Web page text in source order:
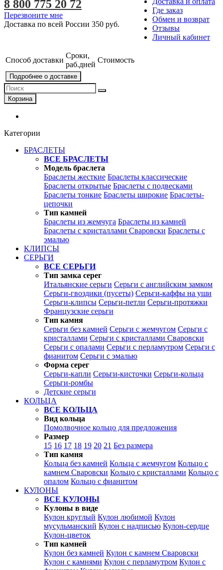
Где заказ
Обмен и возврат
Отзывы
Личный кабинет
8 800 775 20 72
Перезвоните мне
Доставка по всей России 350 руб.
Способ доставки
Сроки,
раб.дней
Стоимость
Подробнее о доставке
Корзина
Категории
БРАСЛЕТЫ
ВСЕ БРАСЛЕТЫ
Модель браслета
Браслеты жесткие Браслеты классические
Браслеты открытые Браслеты с подвесками
Браслеты тонкие Браслеты широкие Браслеты-
цепочки
Тип камней
Браслеты из жемчуга Браслеты из камней
Браслеты с кристаллами Сваровски Браслеты с
эмалью
КЛИПСЫ
СЕРЬГИ
ВСЕ СЕРЬГИ
Тип замка серег
Итальянские серьги Серьги с английским замком
Серьги-гвоздики (пусеты) Серьги-каффы на уши
Серьги-клипсы Серьги-петли Серьги-протяжки
Французские серьги
Тип камня
Серьги без камней Серьги с жемчугом Серьги с
кристаллами Серьги с кристаллами Сваровски
Серьги с опалами Серьги с перламутром Серьги с
фианитом Серьги с эмалью
Форма серег
Серьги-капли Серьги-кисточки Серьги-кольца
Серьги-ромбы
Детские серьги
КОЛЬЦА
ВСЕ КОЛЬЦА
Вид кольца
Помолвочное кольцо для предложения
Размер
15 16 17 18 19 20 21 Без размера
Тип камня
Кольца без камней Кольца с жемчугом Кольцо с
камнем Сваровски Кольцо с кристаллами Кольцо с
опалом Кольцо с фианитом
КУЛОНЫ
ВСЕ КУЛОНЫ
Кулоны в виде
Кулон круглый Кулон любимой Кулон
мусульманский Кулон с надписью Кулон-сердце
Кулон-цветок
Тип камней
Кулон без камней Кулон с камнем Сваровски
Кулон с камнями Кулон с перламутром Кулон с